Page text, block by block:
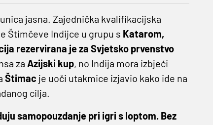
jasna. Zajednička kvalifikacijska
Štimčeve Indijce u grupu s Katarom,
rezervirana je za Svjetsko prvenstvo
za Azijski kup, no Indija mora izbjeći
Štimac je uoči utakmice izjavio kako ide na
cilja.
samopouzdanje pri igri s loptom. Bez